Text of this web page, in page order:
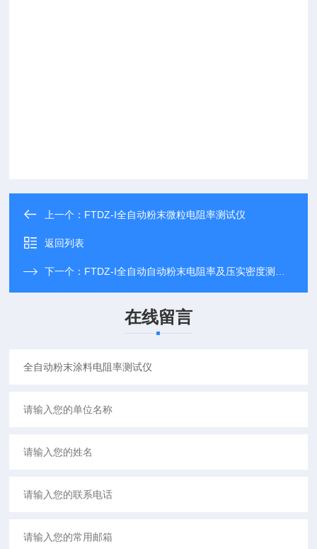
上一个： FTDZ-I全自动粉末微粒电阻率测试仪
返回列表
下一个： FTDZ-I全自动自动粉末电阻率及压实密度测试仪
在线留言